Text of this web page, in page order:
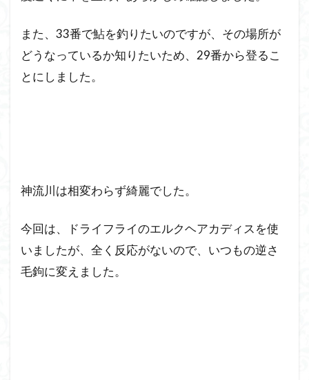
また、33番で鮎を釣りたいのですが、その場所が
どうなっているか知りたいため、29番から登るこ
とにしました。
神流川は相変わらず綺麗でした。
今回は、ドライフライのエルクヘアカディスを使
いましたが、全く反応がないので、いつもの逆さ
毛鉤に変えました。